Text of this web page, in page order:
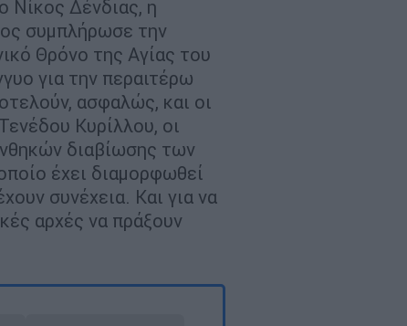
Νίκος Δένδιας, η
συμπλήρωσε την
Θρόνο της Αγίας του
για την περαιτέρω
ασφαλώς, και οι
Κυρίλλου, οι
διαβίωσης των
έχει διαμορφωθεί
συνέχεια. Και για να
αρχές να πράξουν